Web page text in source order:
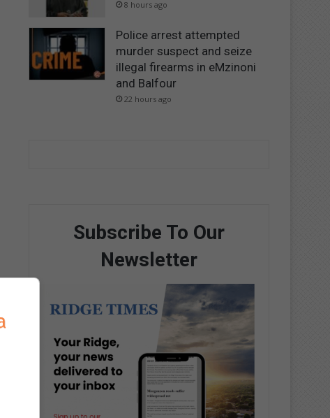
8 hours ago
Police arrest attempted
murder suspect and seize
illegal firearms in eMzinoni
and Balfour
22 hours ago
Subscribe To Our
Newsletter